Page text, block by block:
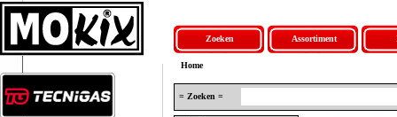
Zoeken Assortiment
Home
= Zoeken =